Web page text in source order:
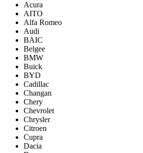
Acura
AITO
Alfa Romeo
Audi
BAIC
Belgee
BMW
Buick
BYD
Cadillac
Changan
Chery
Chevrolet
Chrysler
Citroen
Cupra
Dacia